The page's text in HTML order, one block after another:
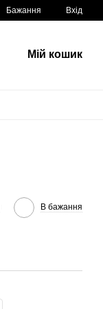
Бажання Вхід
Мій кошик
В бажання